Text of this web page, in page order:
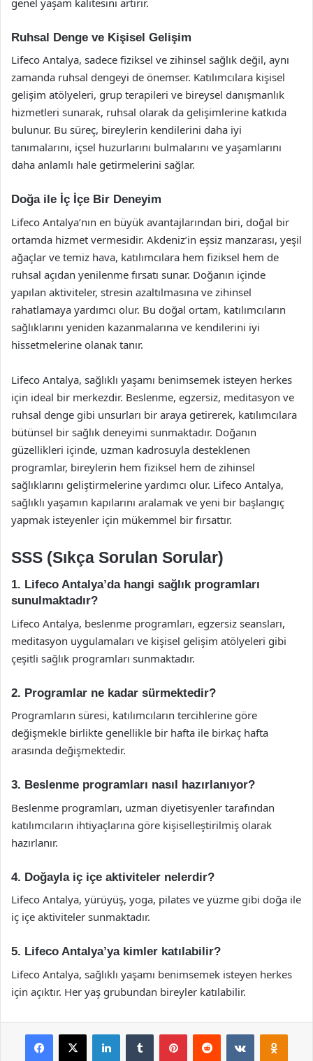
Ruhsal Denge ve Kişisel Gelişim
Lifeco Antalya, sadece fiziksel ve zihinsel sağlık değil, aynı
zamanda ruhsal dengeyi de önemser. Katılımcılara kişisel
gelişim atölyeleri, grup terapileri ve bireysel danışmanlık
hizmetleri sunarak, ruhsal olarak da gelişimlerine katkıda
bulunur. Bu süreç, bireylerin kendilerini daha iyi
tanımalarını, içsel huzurlarını bulmalarını ve yaşamlarını
daha anlamlı hale getirmelerini sağlar.
Doğa ile İç İçe Bir Deneyim
Lifeco Antalya’nın en büyük avantajlarından biri, doğal bir
ortamda hizmet vermesidir. Akdeniz’in eşsiz manzarası, yeşil
ağaçlar ve temiz hava, katılımcılara hem fiziksel hem de
ruhsal açıdan yenilenme fırsatı sunar. Doğanın içinde
yapılan aktiviteler, stresin azaltılmasına ve zihinsel
rahatlamaya yardımcı olur. Bu doğal ortam, katılımcıların
sağlıklarını yeniden kazanmalarına ve kendilerini iyi
hissetmelerine olanak tanır.
Lifeco Antalya, sağlıklı yaşamı benimsemek isteyen herkes
için ideal bir merkezdir. Beslenme, egzersiz, meditasyon ve
ruhsal denge gibi unsurları bir araya getirerek, katılımcılara
bütünsel bir sağlık deneyimi sunmaktadır. Doğanın
güzellikleri içinde, uzman kadrosuyla desteklenen
programlar, bireylerin hem fiziksel hem de zihinsel
sağlıklarını geliştirmelerine yardımcı olur. Lifeco Antalya,
sağlıklı yaşamın kapılarını aralamak ve yeni bir başlangıç
yapmak isteyenler için mükemmel bir fırsattır.
SSS (Sıkça Sorulan Sorular)
1. Lifeco Antalya’da hangi sağlık programları
sunulmaktadır?
Lifeco Antalya, beslenme programları, egzersiz seansları,
meditasyon uygulamaları ve kişisel gelişim atölyeleri gibi
çeşitli sağlık programları sunmaktadır.
2. Programlar ne kadar sürmektedir?
Programların süresi, katılımcıların tercihlerine göre
değişmekle birlikte genellikle bir hafta ile birkaç hafta
arasında değişmektedir.
3. Beslenme programları nasıl hazırlanıyor?
Beslenme programları, uzman diyetisyenler tarafından
katılımcıların ihtiyaçlarına göre kişiselleştirilmiş olarak
hazırlanır.
4. Doğayla iç içe aktiviteler nelerdir?
Lifeco Antalya, yürüyüş, yoga, pilates ve yüzme gibi doğa ile
iç içe aktiviteler sunmaktadır.
5. Lifeco Antalya’ya kimler katılabilir?
Lifeco Antalya, sağlıklı yaşamı benimsemek isteyen herkes
için açıktır. Her yaş grubundan bireyler katılabilir.
Facebook
X LinkedInTumblr PinterestReddit VKontakte